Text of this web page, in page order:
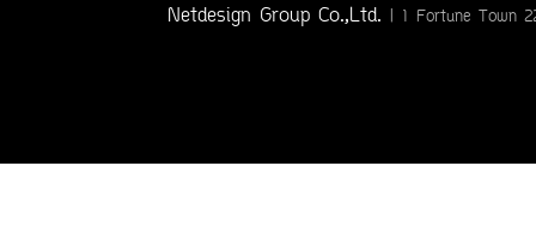
Netdesign Group Co.,Ltd. | 1 Fortune Town